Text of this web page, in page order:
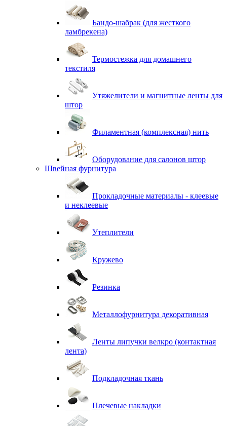
Бандо-шабрак (для жесткого
ламбрекена)
Термостежка для домашнего
текстиля
Утяжелители и магнитные ленты для
штор
Филаментная (комплексная) нить
Оборудование для салонов штор
Швейная фурнитура
Прокладочные материалы - клеевые
и неклеевые
Утеплители
Кружево
Резинка
Металлофурнитура декоративная
Ленты липучки велкро (контактная
лента)
Подкладочная ткань
Плечевые накладки